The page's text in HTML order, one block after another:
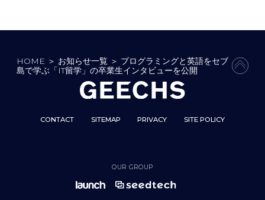
HOME ＞ お知らせ一覧＞ プログラミングと英語をセブ
島で学ぶ「IT留学」の卒業生インタビューを公開
CONTACT SITEMAP PRIVACY SITE POLICY
OUR GROUP